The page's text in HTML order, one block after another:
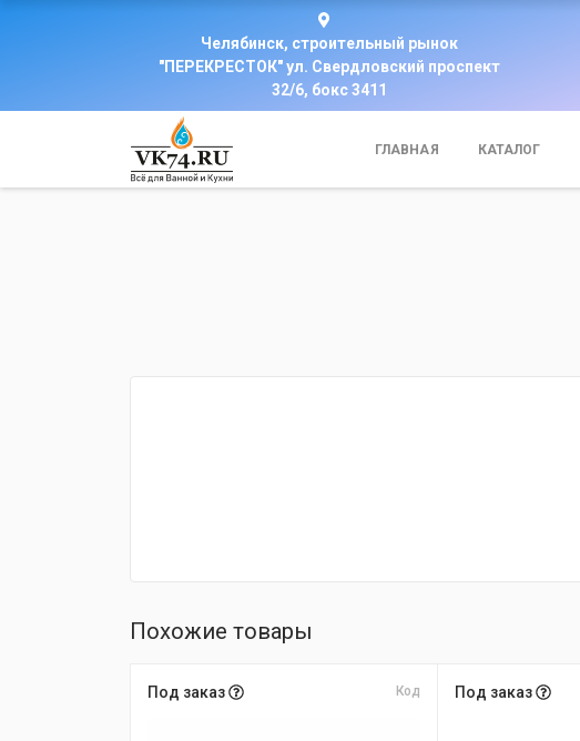
Челябинск, строительный рынок
"ПЕРЕКРЕСТОК" ул. Свердловский проспект
32/6, бокс 3411
ГЛАВНАЯ КАТАЛОГ
Похожие товары
Под заказ Код Под заказ